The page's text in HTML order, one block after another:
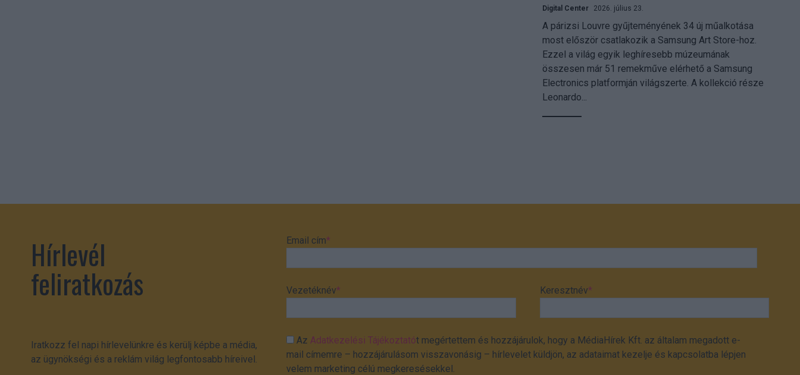
Digital Center 2026. július 23.
A párizsi Louvre gyűjteményének 34 új műalkotása
most először csatlakozik a Samsung Art Store-hoz.
Ezzel a világ egyik leghíresebb múzeumának
összesen már 51 remekműve elérhető a Samsung
Electronics platformján világszerte. A kollekció része
Leonardo...
Hírlevél
feliratkozás
Iratkozz fel napi hírlevelünkre és kerülj képbe a média,
az ügynökségi és a reklám világ legfontosabb híreivel.
Email cím*
Vezetéknév* Keresztnév*
AzAdatkezelési Tájékoztatót megértettem és hozzájárulok, hogy a MédiaHírek Kft. az általam megadott e-
mail címemre – hozzájárulásom visszavonásig – hírlevelet küldjön, az adataimat kezelje és kapcsolatba lépjen
velem marketing célú megkeresésekkel.